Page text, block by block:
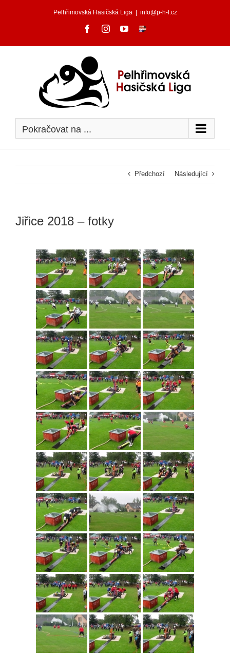
Pelhřimovská Hasičská Liga info@p-h-l.cz
FacebookInstagramYouTube
FIRESPORT
Pokračovat na ...
Předchozí Následující
Jiřice 2018 – fotky